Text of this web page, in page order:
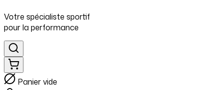
Votre spécialiste sportif
pourla performance
Panier vide